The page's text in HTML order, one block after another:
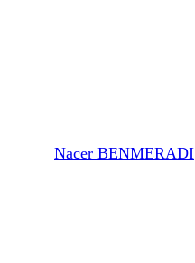
Nacer BENMERADI